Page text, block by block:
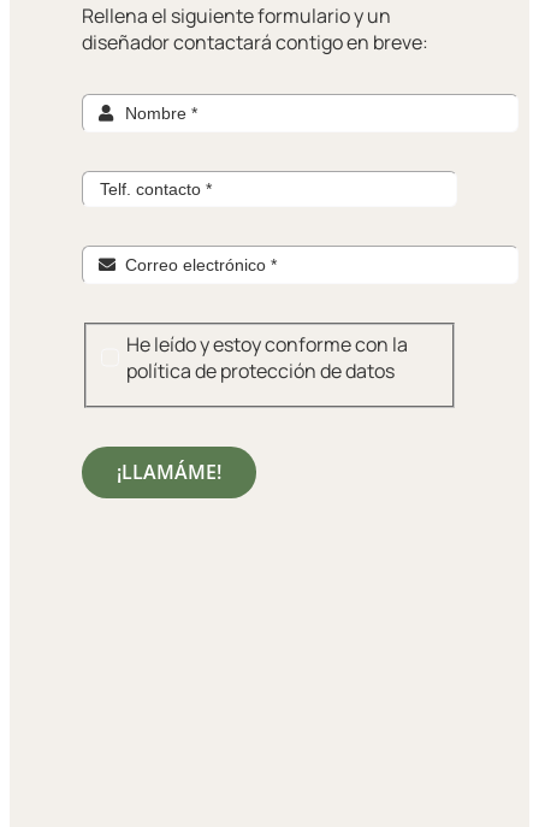
Rellena el siguiente formulario y un
diseñador contactará contigo en breve:
He leído y estoy conforme con la
política de protección de datos
¡LLAMÁME!